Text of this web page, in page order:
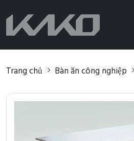
Trang chủ Bàn ăn công nghiệp